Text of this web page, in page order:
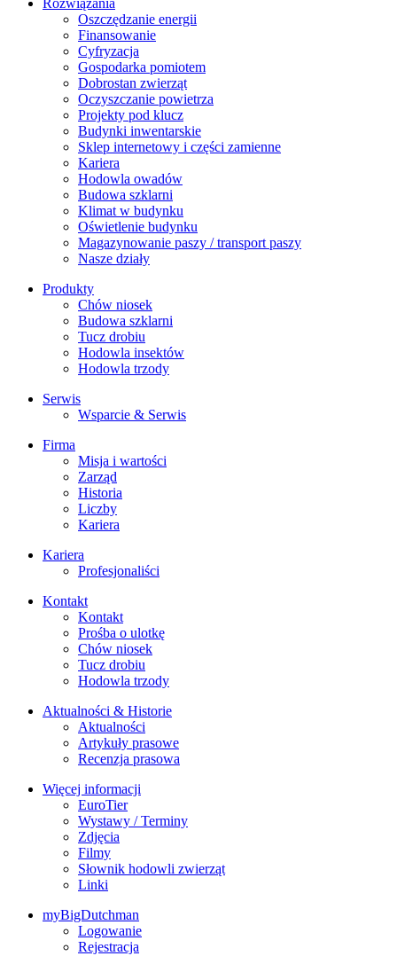
Rozwiązania
​Oszczędzanie energii
Finansowanie
Cyfryzacja
Gospodarka pomiotem
Dobrostan zwierząt
Oczyszczanie powietrza
Projekty pod klucz
Budynki inwentarskie
Sklep internetowy i części zamienne
Kariera
Hodowla owadów
Budowa szklarni
Klimat w budynku
Oświetlenie budynku
Magazynowanie paszy / transport paszy
Nasze działy
Produkty
Chów niosek
Budowa szklarni
Tucz drobiu
Hodowla insektów
Hodowla trzody
Serwis
Wsparcie & Serwis
Firma
Misja i wartości
Zarząd
Historia
Liczby
Kariera
Kariera
Profesjonaliści
Kontakt
Kontakt
Prośba o ulotkę
Chów niosek
Tucz drobiu
Hodowla trzody
Aktualności & Historie
Aktualności
Artykuły prasowe
Recenzja prasowa
Więcej informacji
EuroTier
Wystawy / Terminy
Zdjęcia
Filmy
Słownik hodowli zwierząt
Linki
myBigDutchman
Logowanie
Rejestracja